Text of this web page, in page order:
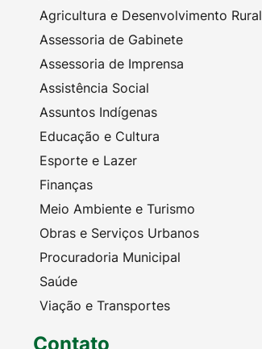
Agricultura e Desenvolvimento Rural
Assessoria de Gabinete
Assessoria de Imprensa
Assistência Social
Assuntos Indígenas
Educação e Cultura
Esporte e Lazer
Finanças
Meio Ambiente e Turismo
Obras e Serviços Urbanos
Procuradoria Municipal
Saúde
Viação e Transportes
Contato